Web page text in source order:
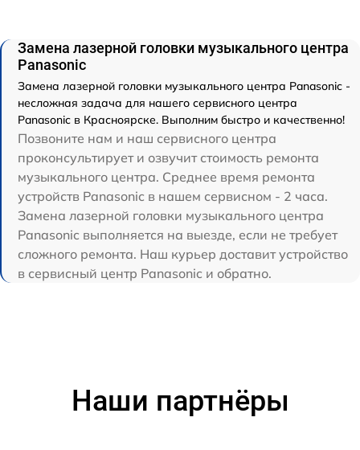
Замена лазерной головки музыкального центра
Panasonic
Замена лазерной головки музыкального центра Panasonic -
несложная задача для нашего сервисного центра
Panasonic в Красноярске. Выполним быстро и качественно!
Позвоните нам и наш сервисного центра
проконсультирует и озвучит стоимость ремонта
музыкального центра. Среднее время ремонта
устройств Panasonic в нашем сервисном - 2 часа.
Замена лазерной головки музыкального центра
Panasonic выполняется на выезде, если не требует
сложного ремонта. Наш курьер доставит устройство
в сервисный центр Panasonic и обратно.
Наши партнёры